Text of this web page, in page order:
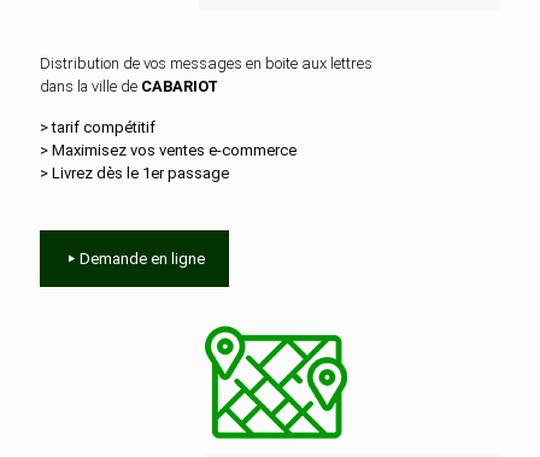
Distribution de vos messages en boite aux lettres
dans la ville de CABARIOT
> tarif compétitif
> Maximisez vos ventes e‑commerce
> Livrez dès le 1er passage
Demande en ligne